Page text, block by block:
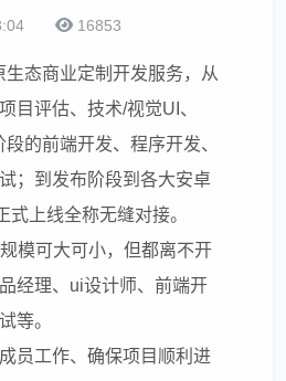
16853
生态商业定制开发服务，从
目评估、技术/视觉UI、
的前端开发、程序开发、
；到发布阶段到各大安卓
式上线全称无缝对接。
模可大可小，但都离不开
经理、ui设计师、前端开
等。
员工作、确保项目顺利进